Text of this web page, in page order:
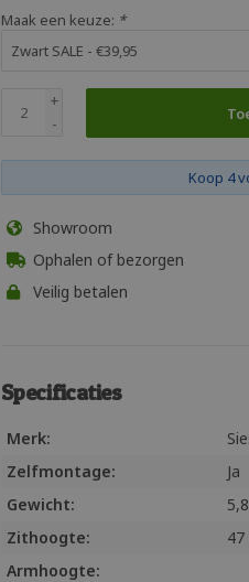
Maak een keuze: *
+
-
Koop 4
Showroom
Ophalen of bezorgen
Veilig betalen
Specificaties
Merk:
Zelfmontage:
Ja
Gewicht:
Zithoogte:
47
Armhoogte: